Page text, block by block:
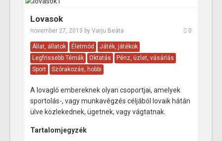
Lovasok
november 27, 2013 by Varju Beáta 0
Állat, állatok Életmód
Játék, játékok
Legfrissebb Témák
Oktatás
Pénz, üzlet, vásárlás
Sport
Szórakozás, hobbi
A lovagló embereknek olyan csoportjai, amelyek
sportolás-, vagy munkavégzés céljából lovaik hátán
ülve közlekednek, ügetnek, vagy vágtatnak.
Tartalomjegyzék